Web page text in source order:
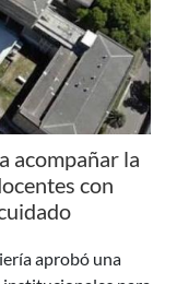
acompañar la
con
aprobó una